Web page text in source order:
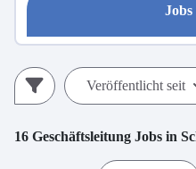
Jobs
Veröffentlicht seit
16 Geschäftsleitung Jobs in